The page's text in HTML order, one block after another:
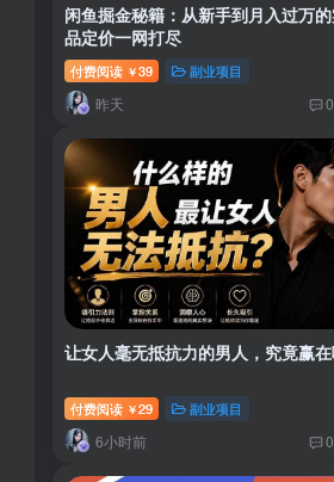
闲鱼掘金秘籍：从新手到月入过万
品定价一网打尽
付费阅读 ￥39 副业项目
昨天 0
让女人毫无抵抗力的男人，究竟赢在
付费阅读 ￥29 副业项目
6小时前 0